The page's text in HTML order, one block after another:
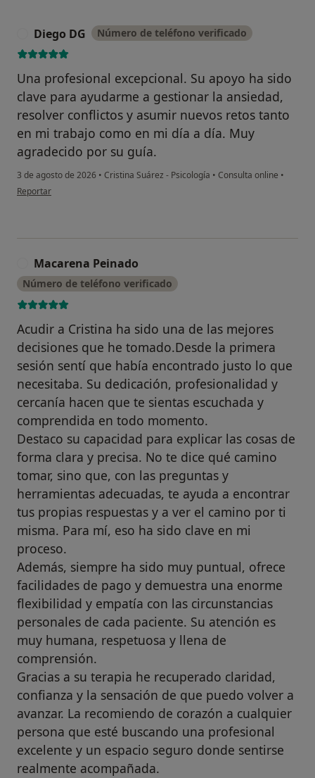
Diego DG Número de teléfono verificado
Una profesional excepcional. Su apoyo ha sido
clave para ayudarme a gestionar la ansiedad,
resolver conflictos y asumir nuevos retos tanto
en mi trabajo como en mi día a día. Muy
agradecido por su guía.
3 de agosto de 2026 • Cristina Suárez - Psicología • Consulta online •
en opinión del usuario Diego DG
Reportar
Macarena Peinado
Número de teléfono verificado
Acudir a Cristina ha sido una de las mejores
decisiones que he tomado.Desde la primera
sesión sentí que había encontrado justo lo que
necesitaba. Su dedicación, profesionalidad y
cercanía hacen que te sientas escuchada y
comprendida en todo momento.
Destaco su capacidad para explicar las cosas de
forma clara y precisa. No te dice qué camino
tomar, sino que, con las preguntas y
herramientas adecuadas, te ayuda a encontrar
tus propias respuestas y a ver el camino por ti
misma. Para mí, eso ha sido clave en mi
proceso.
Además, siempre ha sido muy puntual, ofrece
facilidades de pago y demuestra una enorme
flexibilidad y empatía con las circunstancias
personales de cada paciente. Su atención es
muy humana, respetuosa y llena de
comprensión.
Gracias a su terapia he recuperado claridad,
confianza y la sensación de que puedo volver a
avanzar. La recomiendo de corazón a cualquier
persona que esté buscando una profesional
excelente y un espacio seguro donde sentirse
realmente acompañada.